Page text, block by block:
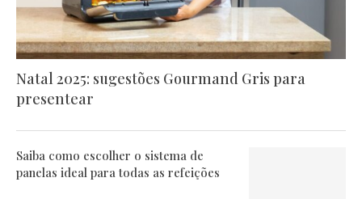
Natal 2025: sugestões Gourmand Gris para
presentear
Saiba como escolher o sistema de
panelas ideal para todas as refeições